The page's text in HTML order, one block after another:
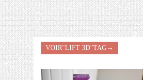
VOIR"LIFT 3D"TAG→